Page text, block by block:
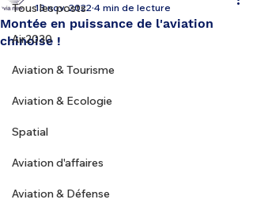
Tous les posts
Air2030
Aviation & Tourisme
Aviation & Ecologie
Spatial
Aviation d'affaires
Aviation & Défense
Montée en puissance de l'aviation
chinoise !
13 nov. 2022 4 min de lecture